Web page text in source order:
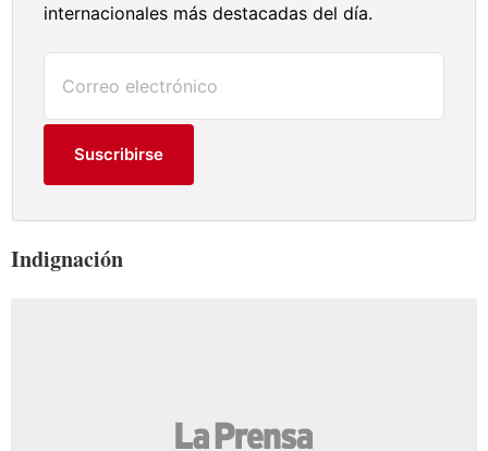
internacionales más destacadas del día.
Suscribirse
Indignación